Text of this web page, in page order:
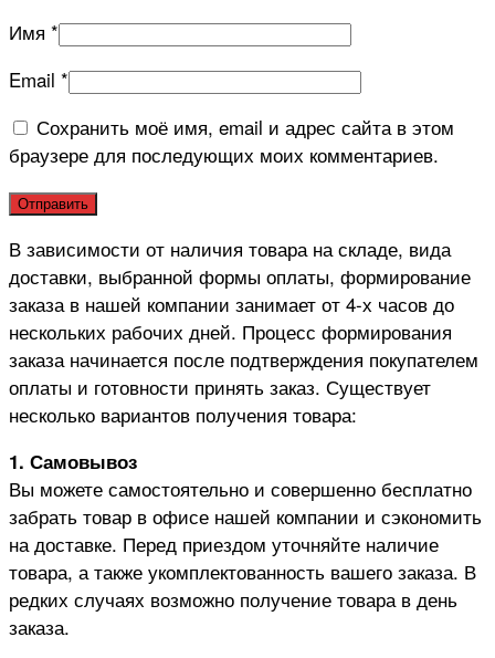
Имя *
Email *
Сохранить моё имя, email и адрес сайта в этом
браузере для последующих моих комментариев.
В зависимости от наличия товара на складе, вида
доставки, выбранной формы оплаты, формирование
заказа в нашей компании занимает от 4-х часов до
нескольких рабочих дней. Процесс формирования
заказа начинается после подтверждения покупателем
оплаты и готовности принять заказ. Существует
несколько вариантов получения товара:
1. Самовывоз
Вы можете самостоятельно и совершенно бесплатно
забрать товар в офисе нашей компании и сэкономить
на доставке. Перед приездом уточняйте наличие
товара, а также укомплектованность вашего заказа. В
редких случаях возможно получение товара в день
заказа.